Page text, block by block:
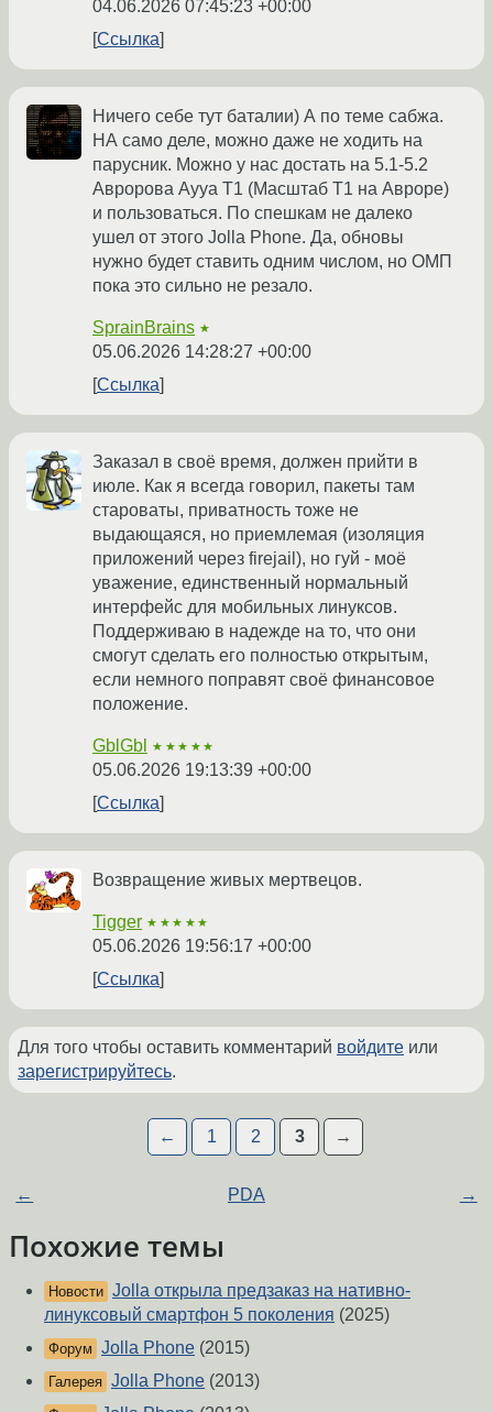
04.06.2026 07:45:23 +00:00
Ссылка
Ничего себе тут баталии) А по теме сабжа.
НА само деле, можно даже не ходить на
парусник. Можно у нас достать на 5.1-5.2
Авророва Ayya T1 (Масштаб Т1 на Авроре)
и пользоваться. По спешкам не далеко
ушел от этого Jolla Phone. Да, обновы
нужно будет ставить одним числом, но ОМП
пока это сильно не резало.
SprainBrains ★
05.06.2026 14:28:27 +00:00
Ссылка
Заказал в своё время, должен прийти в
июле. Как я всегда говорил, пакеты там
староваты, приватность тоже не
выдающаяся, но приемлемая (изоляция
приложений через firejail), но гуй - моё
уважение, единственный нормальный
интерфейс для мобильных линуксов.
Поддерживаю в надежде на то, что они
смогут сделать его полностью открытым,
если немного поправят своё финансовое
положение.
GblGbl ★★★★★
05.06.2026 19:13:39 +00:00
Ссылка
Возвращение живых мертвецов.
Tigger ★★★★★
05.06.2026 19:56:17 +00:00
Ссылка
Для того чтобы оставить комментарий войдите или
зарегистрируйтесь.
← 1 2 3 →
← PDA →
Похожие темы
Новости Jolla открыла предзаказ на нативно-
линуксовый смартфон 5 поколения (2025)
Форум Jolla Phone (2015)
Галерея Jolla Phone (2013)